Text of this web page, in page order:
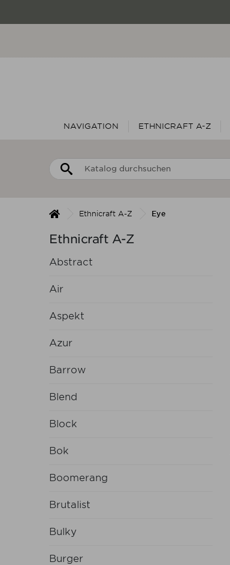
NAVIGATION ETHNICRAFT A-Z
Ethnicraft A-Z Eye
Ethnicraft A-Z
Abstract
Air
Aspekt
Azur
Barrow
Blend
Block
Bok
Boomerang
Brutalist
Bulky
Burger